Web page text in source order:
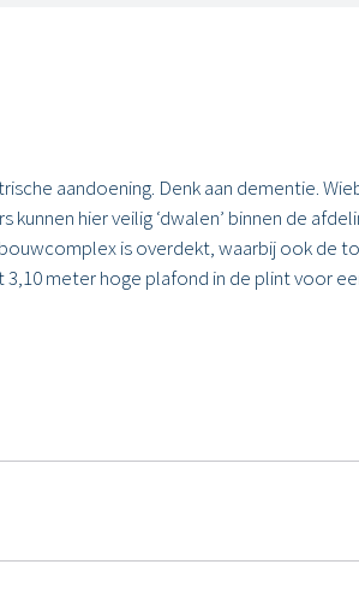
aandoening. Denk aan dementie.
hier veilig ‘dwalen’ binnen de
is overdekt, waarbij ook de
meter hoge plafond in de plint voor